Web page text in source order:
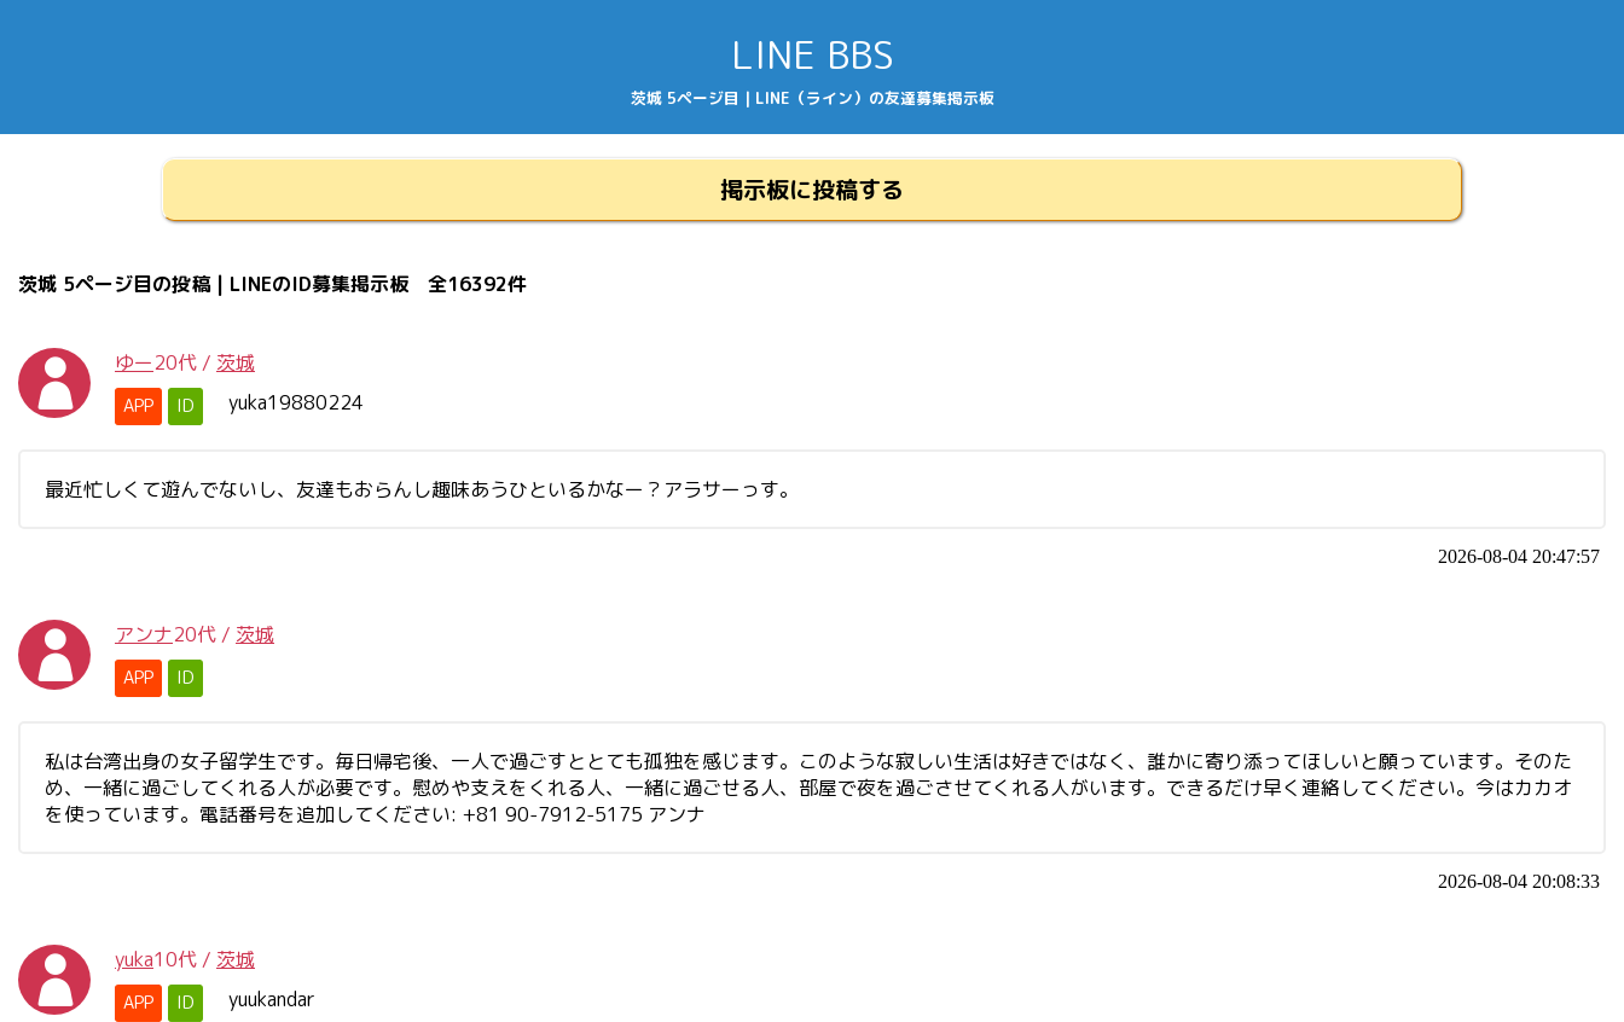
LINE BBS
茨城 5ページ目 | LINE（ライン）の友達募集掲示板
掲示板に投稿する
茨城 5ページ目の投稿 | LINEのID募集掲示板 全16392件
ゆー20代 / 茨城
APP ID yuka19880224
最近忙しくて遊んでないし、友達もおらんし趣味あうひといるかなー？アラサーっす。
2026-08-04 20:47:57
アンナ20代 / 茨城
APP ID
私は台湾出身の女子留学生です。毎日帰宅後、一人で過ごすととても孤独を感じます。このような寂しい生活は好きではなく、誰かに寄り添ってほしいと願っています。そのた
め、一緒に過ごしてくれる人が必要です。慰めや支えをくれる人、一緒に過ごせる人、部屋で夜を過ごさせてくれる人がいます。できるだけ早く連絡してください。今はカカオ
を使っています。電話番号を追加してください: +81 90-7912-5175 アンナ
2026-08-04 20:08:33
yuka10代 / 茨城
APP ID yuukandar